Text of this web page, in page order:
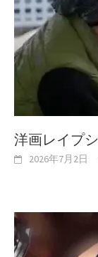
洋画レイプシ
2026年7月2日